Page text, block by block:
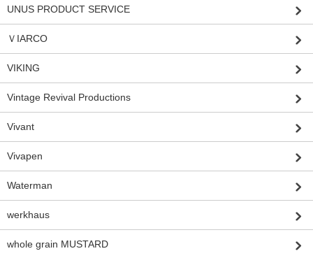
UNUS PRODUCT SERVICE
ＶIARCO
VIKING
Vintage Revival Productions
Vivant
Vivapen
Waterman
werkhaus
whole grain MUSTARD